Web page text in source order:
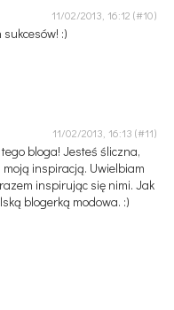
11/02/2013, 16:12
:)
11/02/2013, 16:13
bloga! Jesteś śliczna,
inspiracją. Uwielbiam
inspirując się nimi. Jak
blogerką modowa. :)